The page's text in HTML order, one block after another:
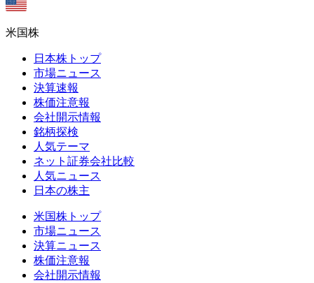
米国株
日本株トップ
市場ニュース
決算速報
株価注意報
会社開示情報
銘柄探検
人気テーマ
ネット証券会社比較
人気ニュース
日本の株主
米国株トップ
市場ニュース
決算ニュース
株価注意報
会社開示情報